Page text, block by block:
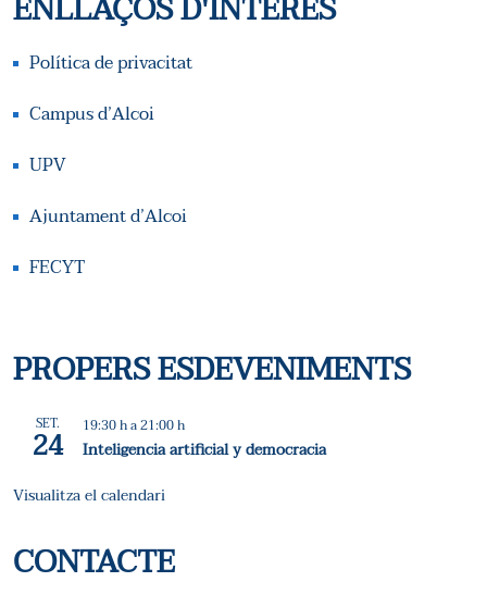
Política de privacitat
Campus d’Alcoi
UPV
Ajuntament d’Alcoi
FECYT
PROPERS ESDEVENIMENTS
SET.
24 19:30 ha21:00 h
Inteligencia artificial y democracia
Visualitza el calendari
CONTACTE